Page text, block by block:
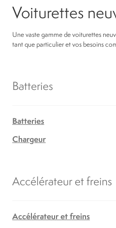
Voiturettes
Une vaste gamme de voiturettes
tant que particulier et vos besoins
Batteries
Batteries
Chargeur
Accélérateur et freins
Accélérateur et freins